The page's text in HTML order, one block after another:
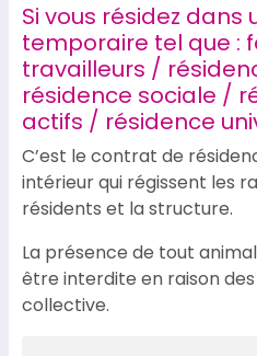
Si vous résidez dans
temporaire tel que :
travailleurs /
résidence sociale /
actifs / résidence
C’est le contrat de
intérieur qui régissent les
résidents et la structure.
La présence de tout
être interdite en raison
collective.